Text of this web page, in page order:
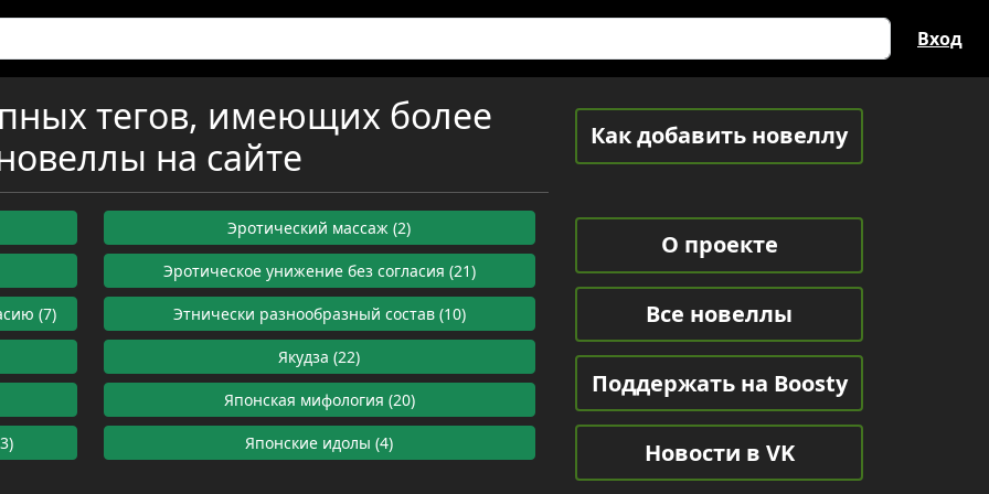
Вход
тегов, имеющих более
на сайте
Эротический массаж (2)
Эротическое унижение без согласия (21)
(7) Этнически разнообразный состав (10)
Якудза (22)
Японская мифология (20)
Японские идолы (4)
Как добавить новеллу
О проекте
Все новеллы
Поддержать на Boosty
Новости в VK